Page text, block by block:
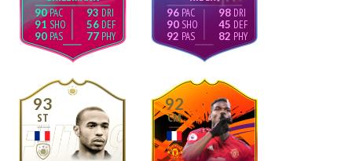
90
91
90
93
56
77
96
90
92
98
45
82
93
ST
92
CM